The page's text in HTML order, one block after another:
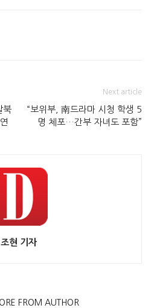
북
Next article
“보위부, 南드라마 시청 학생 5
명 체포…간부 자녀도 포함”
조현 기자
FROM AUTHOR